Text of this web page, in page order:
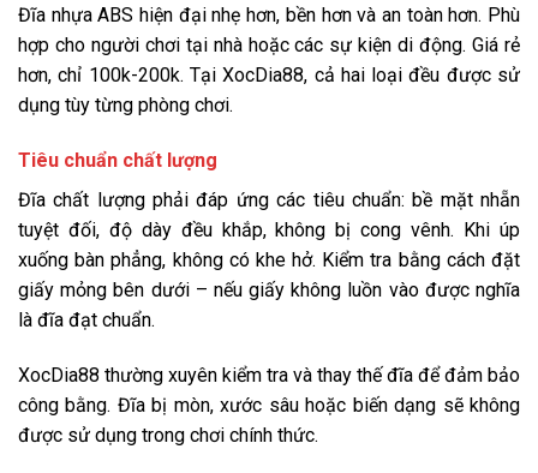
Đĩa nhựa ABS hiện đại nhẹ hơn, bền hơn và an toàn hơn. Phù
hợp cho người chơi tại nhà hoặc các sự kiện di động. Giá rẻ
hơn, chỉ 100k-200k. Tại XocDia88, cả hai loại đều được sử
dụng tùy từng phòng chơi.
Tiêu chuẩn chất lượng
Đĩa chất lượng phải đáp ứng các tiêu chuẩn: bề mặt nhẵn
tuyệt đối, độ dày đều khắp, không bị cong vênh. Khi úp
xuống bàn phẳng, không có khe hở. Kiểm tra bằng cách đặt
giấy mỏng bên dưới – nếu giấy không luồn vào được nghĩa
là đĩa đạt chuẩn.
XocDia88 thường xuyên kiểm tra và thay thế đĩa để đảm bảo
công bằng. Đĩa bị mòn, xước sâu hoặc biến dạng sẽ không
được sử dụng trong chơi chính thức.